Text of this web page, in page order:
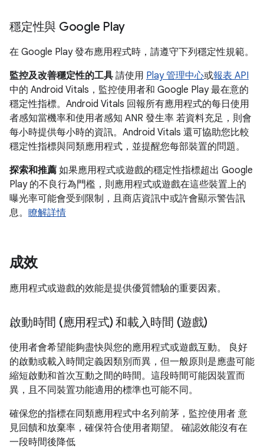
穩定性與 Google Play
在 Google Play 發布應用程式時，請遵守下列穩定性規範。
監控及改善穩定性的工具 請使用 Play 管理中心或報表 API
中的 Android Vitals，監控使用者和 Google Play 最在意的
穩定性指標。Android Vitals 回報所有應用程式的每日使用
者感知當機率和使用者感知 ANR 發生率 若資料充足，則會
每小時提供每小時的資訊。Android Vitals 還可協助您比較
穩定性指標與同類應用程式，並提醒您每部裝置的問題。
探索和推薦 如果應用程式或遊戲的穩定性指標超出 Google
Play 的不良行為門檻，則應用程式或遊戲在這些裝置上的
曝光率可能會受到限制，且商店資訊中或許會顯示警告訊
息。 瞭解詳情
成效
應用程式或遊戲的效能是提供優質體驗的重要因素。
啟動時間 (應用程式) 和載入時間 (遊戲)
使用者會希望能夠盡快與您的應用程式或遊戲互動。 良好
的啟動或載入時間定義因類別而異，但一般原則是應盡可能
縮短啟動和首次互動之間的時間。這段時間可能因裝置而
異，且不同裝置功能適用的標準也可能不同。
確保您的指標在同類應用程式中名列前茅，監控使用者 意
見回饋和放棄率，確保符合使用者期望。 確認效能沒有在
一段時間後降低